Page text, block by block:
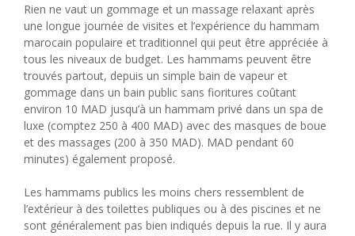
Rien ne vaut un gommage et un massage relaxant après
une longue journée de visites et l’expérience du hammam
marocain populaire et traditionnel qui peut être appréciée à
tous les niveaux de budget. Les hammams peuvent être
trouvés partout, depuis un simple bain de vapeur et
gommage dans un bain public sans fioritures coûtant
environ 10 MAD jusqu’à un hammam privé dans un spa de
luxe (comptez 250 à 400 MAD) avec des masques de boue
et des massages (200 à 350 MAD). MAD pendant 60
minutes) également proposé.
Les hammams publics les moins chers ressemblent de
l’extérieur à des toilettes publiques ou à des piscines et ne
sont généralement pas bien indiqués depuis la rue. Il y aura